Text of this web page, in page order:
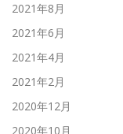
2021年8月
2021年6月
2021年4月
2021年2月
2020年12月
2020年10月